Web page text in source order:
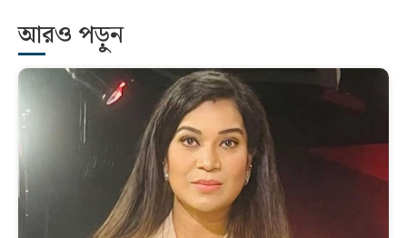
আরও পড়ুন